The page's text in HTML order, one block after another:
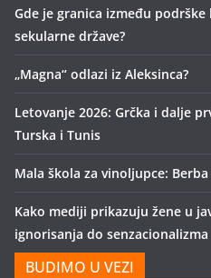
Gde je granica između
sekularne države?
„Magna“ odlazi iz Aleksinca?
Letovanje 2026: Grčka i dalje
Turska i Tunis
Mala škola za vinoljupce:
Kako mediji prikazuju žene u
ignorisanja do senzacionalizma
BUDIMO U VEZI